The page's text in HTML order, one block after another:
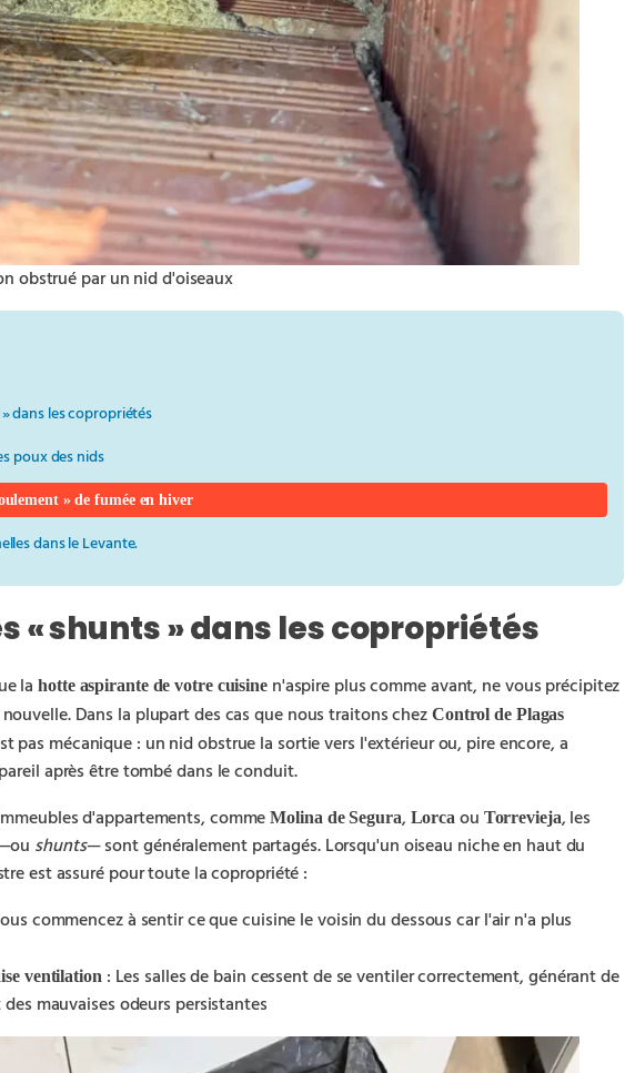
obstrué par un nid d'oiseaux
dans les copropriétés
poux des nids
» de fumée en hiver
dans le Levante.
« shunts » dans les copropriétés
lahotte aspirante de votre cuisinen'aspire plus comme avant, ne vous précipitez
Dans la plupart des cas que nous traitons chez Control de Plagas
pas mécanique : un nid obstrue la sortie vers l'extérieur ou, pire encore, a
après être tombé dans le conduit.
d'appartements, commeMolina de Segura, Lorca ou Torrevieja, les
shunts— sont généralement partagés. Lorsqu'un oiseau niche en haut du
est assuré pour toute la copropriété :
commencez à sentir ce que cuisine le voisin du dessous car l'air n'a plus
ventilation: Les salles de bain cessent de se ventiler correctement, générant de
mauvaises odeurs persistantes